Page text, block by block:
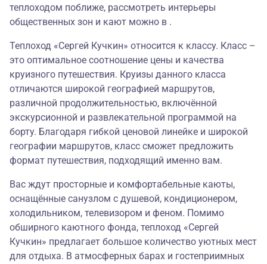
теплоходом поближе, рассмотреть интерьеры
общественных зон и кают можно в .
Теплоход «Сергей Кучкин» относится к классу. Класс –
это оптимальное соотношение цены и качества
круизного путешествия. Круизы данного класса
отличаются широкой географией маршрутов,
различной продолжительностью, включённой
экскурсионной и развлекательной программой на
борту. Благодаря гибкой ценовой линейке и широкой
географии маршрутов, класс сможет предложить
формат путешествия, подходящий именно вам.
Вас ждут просторные и комфортабельные каюты,
оснащённые санузлом с душевой, кондиционером,
холодильником, телевизором и феном. Помимо
обширного каютного фонда, теплоход «Сергей
Кучкин» предлагает большое количество уютных мест
для отдыха. В атмосферных барах и гостеприимных